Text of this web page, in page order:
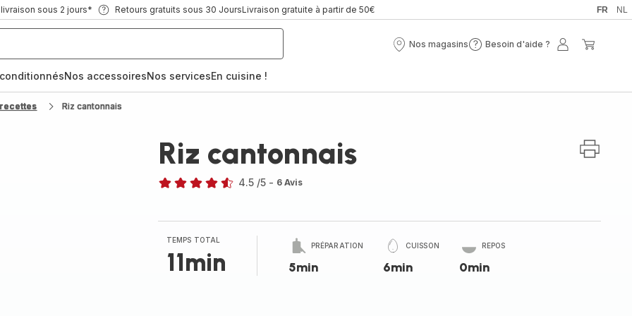
sous 2 jours* Retours gratuits sous 30 JoursLivraison gratuite à partir de 50€ FR NL
Nos magasins
Nos
Besoin d'aide ?
Besoin
Mon
Nos accessoiresNos servicesEn cuisine !
Riz cantonnais
Riz cantonnais
4.5 /5 - 6 Avis
TEMPS TOTAL
11min
PRÉPARATION
5min
CUISSON
6min
REPOS
0min